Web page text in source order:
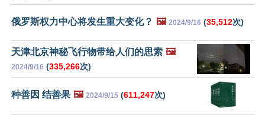
俄罗斯权力中心将发生重大变化？ 🖼️ 2024/9/16 (35,512次)
天津北京神秘飞行物带给人们的思索 🖼️
2024/9/16 (335,266次)
种善因 结善果 🖼️ 2024/9/15 (611,247次)